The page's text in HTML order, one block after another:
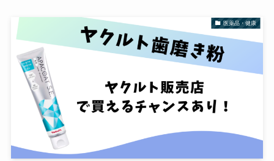
医薬品・健康